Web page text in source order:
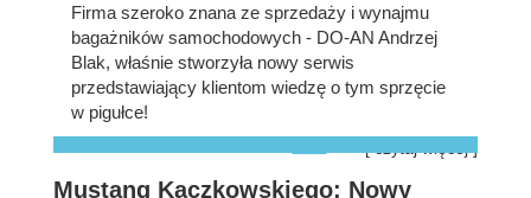
Firma szeroko znana ze sprzedaży i wynajmu
bagażników samochodowych - DO-AN Andrzej
Blak, właśnie stworzyła nowy serwis
przedstawiający klientom wiedzę o tym sprzęcie
w pigułce!
Mustang Kaczkowskiego: Nowy